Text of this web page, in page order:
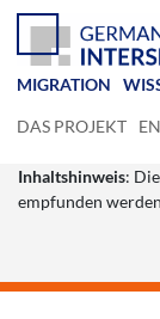
MIGRATION
DAS PROJEKT EN
Inhaltshinweis:
empfunden